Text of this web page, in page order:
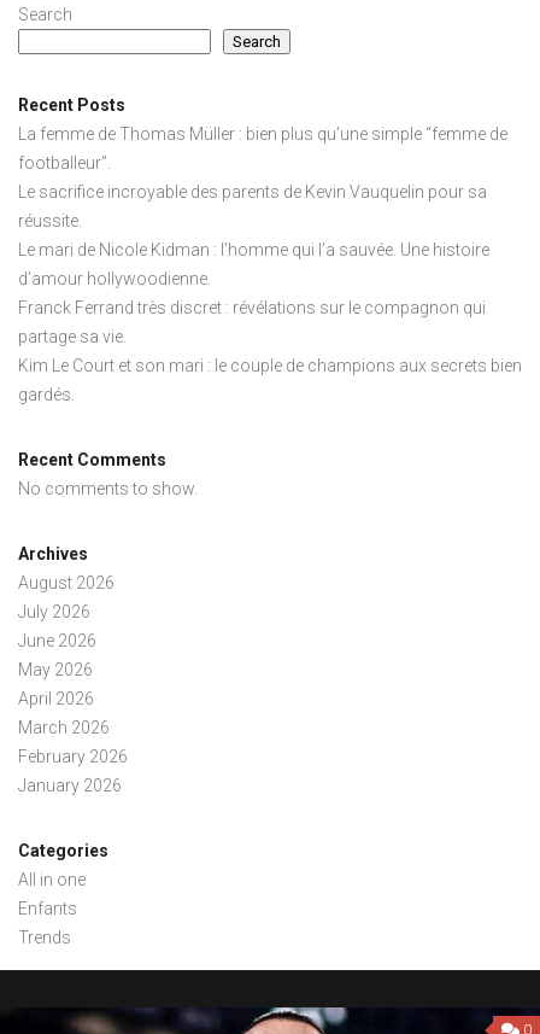
Search
Search
Recent Posts
La femme de Thomas Müller : bien plus qu’une simple “femme de
footballeur”.
Le sacrifice incroyable des parents de Kevin Vauquelin pour sa
réussite.
Le mari de Nicole Kidman : l’homme qui l’a sauvée. Une histoire
d’amour hollywoodienne.
Franck Ferrand très discret : révélations sur le compagnon qui
partage sa vie.
Kim Le Court et son mari : le couple de champions aux secrets bien
gardés.
Recent Comments
No comments to show.
Archives
August 2026
July 2026
June 2026
May 2026
April 2026
March 2026
February 2026
January 2026
Categories
All in one
Enfants
Trends
0